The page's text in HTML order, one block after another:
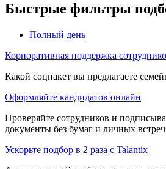
Быстрые фильтры
Полный день
Корпоративная поддержка
Какой соцпакет вы предлагаете
Оформляйте кандидатов онлайн
Проверяйте сотрудников и
документы без бумаг и личных встреч
Ускорьте подбор в 2 раза с Talantix